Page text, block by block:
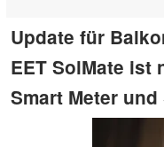
Update für
EET SolMate ist
Smart Meter